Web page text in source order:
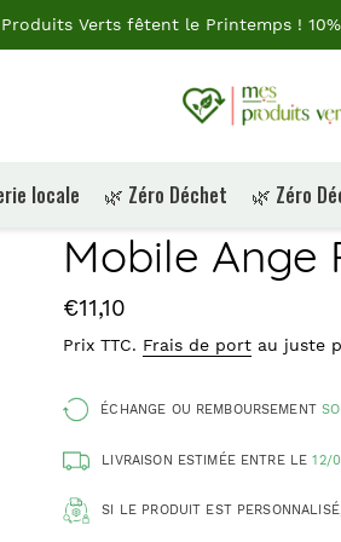
Produits Verts fêtent le Printemps !
locale 🌿 Zéro Déchet 🌿 Zéro
Mobile Ange
Prix
€11,10
Prix TTC. Frais de port au juste
ÉCHANGE OU REMBOURSEMENT
LIVRAISON ESTIMÉE ENTRE LE12/
SI LE PRODUIT EST